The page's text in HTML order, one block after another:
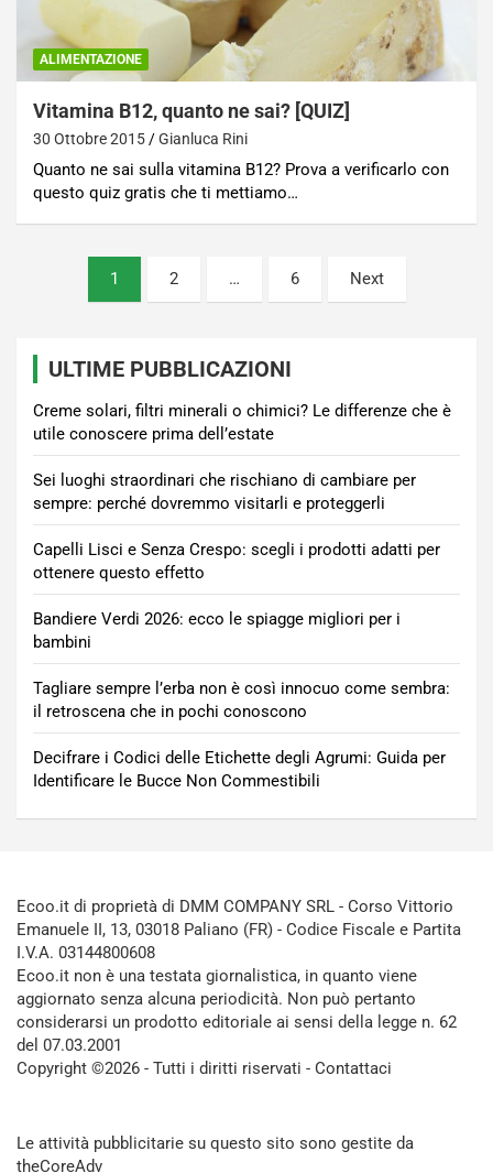
ALIMENTAZIONE
Vitamina B12, quanto ne sai? [QUIZ]
30 Ottobre 2015 Gianluca Rini
Quanto ne sai sulla vitamina B12? Prova a verificarlo con
questo quiz gratis che ti mettiamo…
Paginazione
1 2 … 6 Next
ULTIME PUBBLICAZIONI
Creme solari, filtri minerali o chimici? Le differenze che è
utile conoscere prima dell’estate
Sei luoghi straordinari che rischiano di cambiare per
sempre: perché dovremmo visitarli e proteggerli
Capelli Lisci e Senza Crespo: scegli i prodotti adatti per
ottenere questo effetto
Bandiere Verdi 2026: ecco le spiagge migliori per i
bambini
Tagliare sempre l’erba non è così innocuo come sembra:
il retroscena che in pochi conoscono
Decifrare i Codici delle Etichette degli Agrumi: Guida per
Identificare le Bucce Non Commestibili
Ecoo.it di proprietà di DMM COMPANY SRL - Corso Vittorio
Emanuele II, 13, 03018 Paliano (FR) - Codice Fiscale e Partita
I.V.A. 03144800608
Ecoo.it non è una testata giornalistica, in quanto viene
aggiornato senza alcuna periodicità. Non può pertanto
considerarsi un prodotto editoriale ai sensi della legge n. 62
del 07.03.2001
Copyright ©2026 - Tutti i diritti riservati - Contattaci
Le attività pubblicitarie su questo sito sono gestite da
theCoreAdv